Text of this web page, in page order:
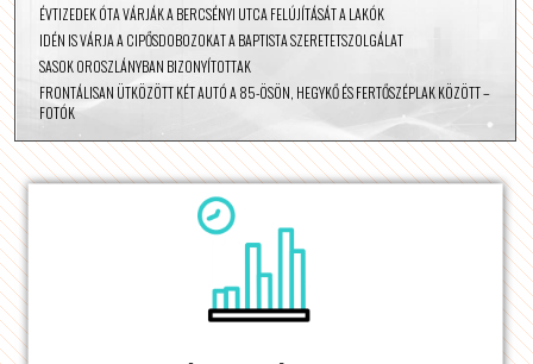
ÉVTIZEDEK ÓTA VÁRJÁK A BERCSÉNYI UTCA FELÚJÍTÁSÁT A LAKÓK
IDÉN IS VÁRJA A CIPŐSDOBOZOKAT A BAPTISTA SZERETETSZOLGÁLAT
SASOK OROSZLÁNYBAN BIZONYÍTOTTAK
FRONTÁLISAN ÜTKÖZÖTT KÉT AUTÓ A 85-ÖSÖN, HEGYKŐ ÉS FERTŐSZÉPLAK KÖZÖTT –
FOTÓK